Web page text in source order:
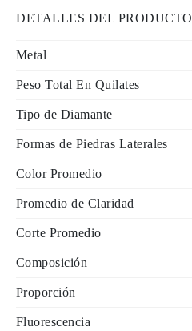
DETALLES DEL PRODUCTO
Metal
Peso Total En Quilates
Tipo de Diamante
Formas de Piedras Laterales
Color Promedio
Promedio de Claridad
Corte Promedio
Composición
Proporción
Fluorescencia